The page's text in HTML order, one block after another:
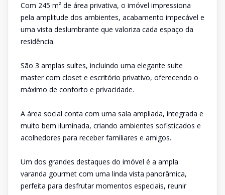
Com 245 m² de área privativa, o imóvel impressiona
pela amplitude dos ambientes, acabamento impecável e
uma vista deslumbrante que valoriza cada espaço da
residência.
São 3 amplas suítes, incluindo uma elegante suíte
master com closet e escritório privativo, oferecendo o
máximo de conforto e privacidade.
A área social conta com uma sala ampliada, integrada e
muito bem iluminada, criando ambientes sofisticados e
acolhedores para receber familiares e amigos.
Um dos grandes destaques do imóvel é a ampla
varanda gourmet com uma linda vista panorâmica,
perfeita para desfrutar momentos especiais, reunir